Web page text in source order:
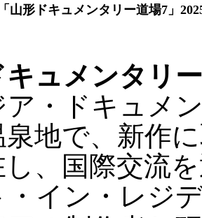
「山形ドキュメンタリー道場7」
キュメンタリ
・ドキュメ
泉地で、新作
、国際交流
・イン・レジ